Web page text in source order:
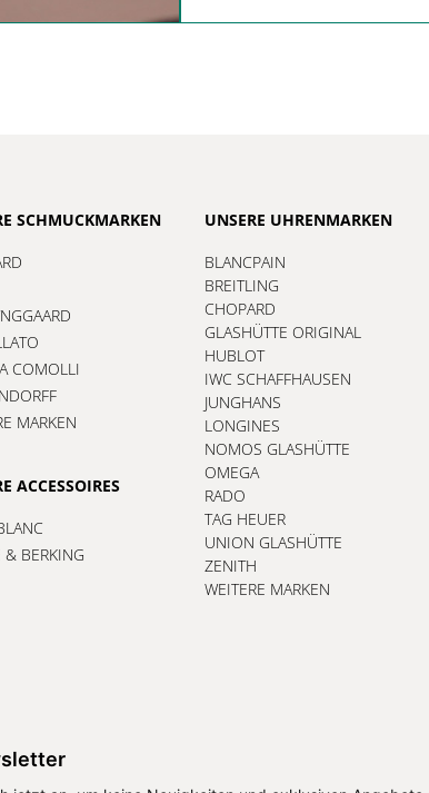
SCHMUCKMARKEN
COMOLLI
MARKEN
ACCESSOIRES
& BERKING
UNSERE UHRENMARKEN
BLANCPAIN
BREITLING
CHOPARD
GLASHÜTTE ORIGINAL
HUBLOT
IWC SCHAFFHAUSEN
JUNGHANS
LONGINES
NOMOS GLASHÜTTE
OMEGA
RADO
TAG HEUER
UNION GLASHÜTTE
ZENITH
WEITERE MARKEN